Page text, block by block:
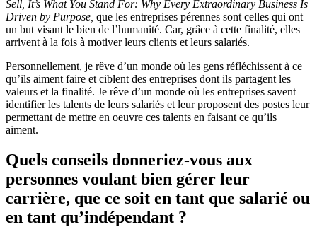
Sell, It’s What You Stand For: Why Every Extraordinary Business Is
Driven by Purpose, que les entreprises pérennes sont celles qui ont
un but visant le bien de l’humanité. Car, grâce à cette finalité, elles
arrivent à la fois à motiver leurs clients et leurs salariés.
Personnellement, je rêve d’un monde où les gens réfléchissent à ce
qu’ils aiment faire et ciblent des entreprises dont ils partagent les
valeurs et la finalité. Je rêve d’un monde où les entreprises savent
identifier les talents de leurs salariés et leur proposent des postes leur
permettant de mettre en oeuvre ces talents en faisant ce qu’ils
aiment.
Quels conseils donneriez-vous aux
personnes voulant bien gérer leur
carrière, que ce soit en tant que salarié ou
en tant qu’indépendant ?